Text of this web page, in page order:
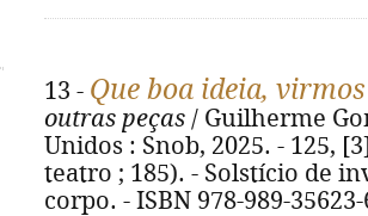
13 - Que boa ideia,
outras peças / Guilherme
Unidos : Snob, 2025. - 125,
teatro ; 185). - Solstício de
corpo. - ISBN 978-989-35623-